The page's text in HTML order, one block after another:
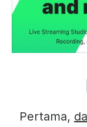
Pertama,